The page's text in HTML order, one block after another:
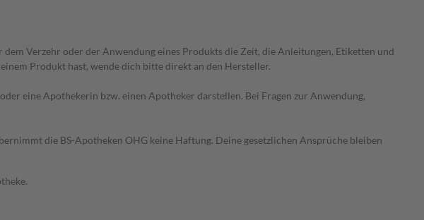
Verzehr oder der Anwendung eines Produkts die Zeit, die Anleitungen, Etiketten und
Produkt hast, wende dich bitte direkt an den Hersteller.
eine Apothekerin bzw. einen Apotheker darstellen. Bei Fragen zur Anwendung,
die BS-Apotheken OHG keine Haftung. Deine gesetzlichen Ansprüche bleiben